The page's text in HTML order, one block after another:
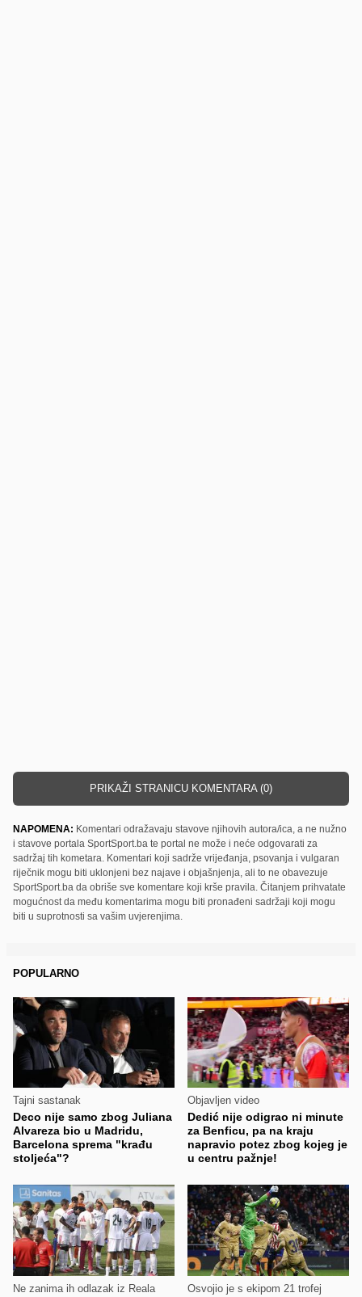
PRIKAŽI STRANICU KOMENTARA (0)
NAPOMENA: Komentari odražavaju stavove njihovih autora/ica, a ne nužno
i stavove portala SportSport.ba te portal ne može i neće odgovarati za
sadržaj tih kometara. Komentari koji sadrže vrijeđanja, psovanja i vulgaran
riječnik mogu biti uklonjeni bez najave i objašnjenja, ali to ne obavezuje
SportSport.ba da obriše sve komentare koji krše pravila. Čitanjem prihvatate
mogućnost da među komentarima mogu biti pronađeni sadržaji koji mogu
biti u suprotnosti sa vašim uvjerenjima.
POPULARNO
Tajni sastanak
Deco nije samo zbog Juliana
Alvareza bio u Madridu,
Barcelona sprema "krađu
stoljeća"?
Objavljen video
Dedić nije odigrao ni minute
za Benficu, pa na kraju
napravio potez zbog kojeg je
u centru pažnje!
Ne zanima ih odlazak iz Reala Osvojio je s ekipom 21 trofej